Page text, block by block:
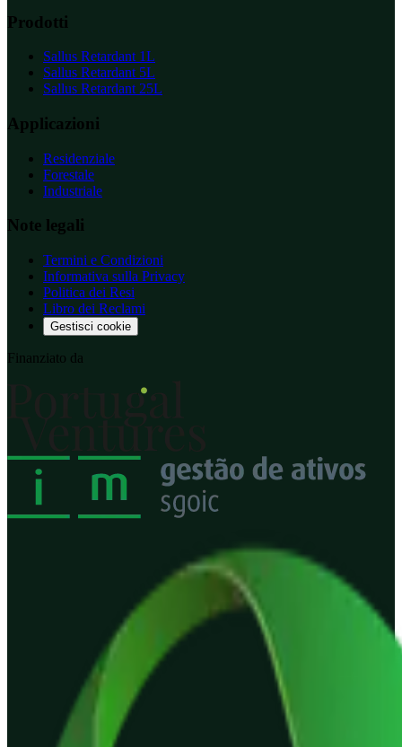
Prodotti
Sallus Retardant 1L
Sallus Retardant 5L
Sallus Retardant 25L
Applicazioni
Residenziale
Forestale
Industriale
Note legali
Termini e Condizioni
Informativa sulla Privacy
Politica dei Resi
Libro dei Reclami
Gestisci cookie
Finanziato da